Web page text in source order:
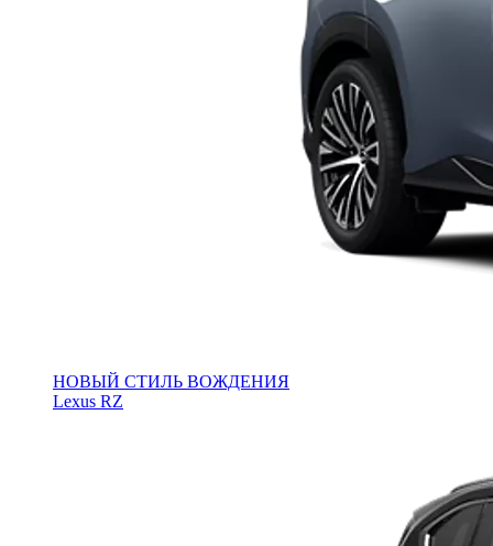
НОВЫЙ СТИЛЬ ВОЖДЕНИЯ
Lexus RZ